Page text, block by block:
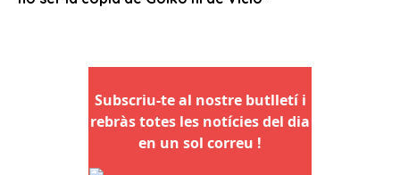
Subscriu-te al nostre butlletí i
rebràs totes les notícies del dia
en un sol correu !